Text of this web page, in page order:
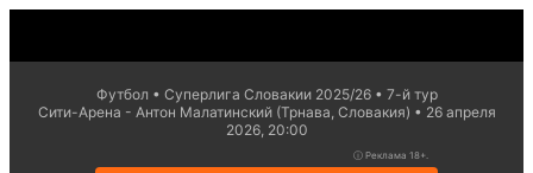
Футбол Суперлига Словакии 2025/26
7-й тур
Сити-Арена - Антон Малатинский (Трнава, Словакия)
26 апреля
2026, 20:00
ⓘ Реклама 18+.